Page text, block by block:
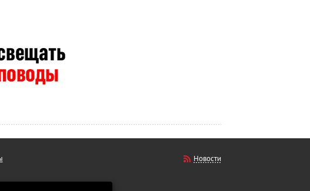
Новости